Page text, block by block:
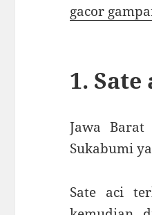
gacor
1. Sate
Jawa
Sukabumi
Sate aci